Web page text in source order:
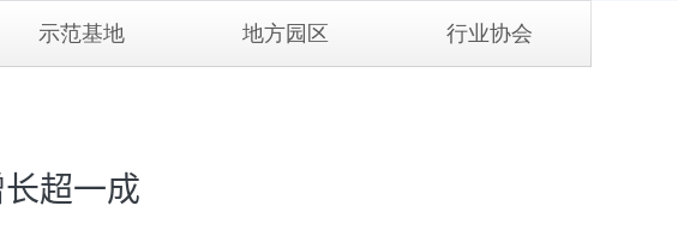
示范基地 地方园区 行业协会
超一成